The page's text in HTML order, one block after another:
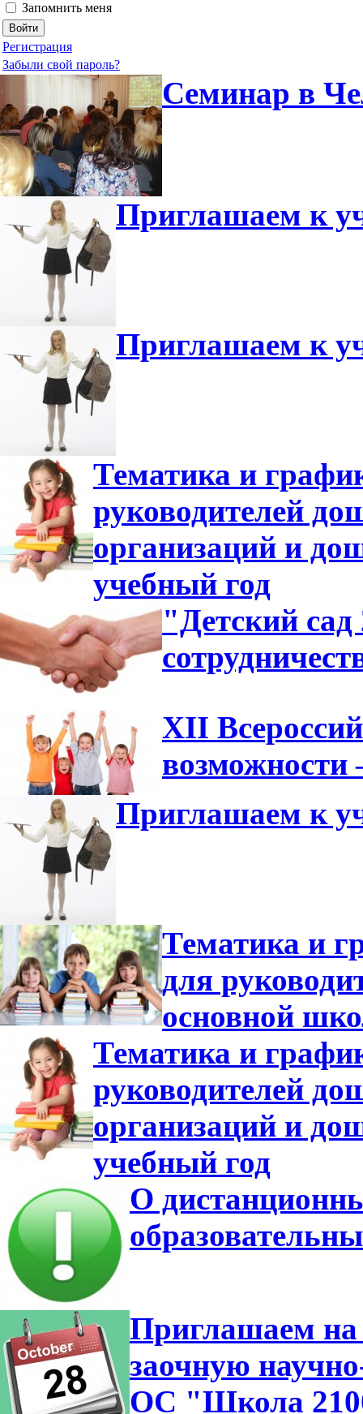
Запомнить меня
Регистрация
Забыли свой пароль?
Семинар в
Приглашаем к
Приглашаем к
Тематика и
руководителей
организаций и
учебный год
"Детский
XII
возможности
Приглашаем к
Тематика и
для
основной
Тематика и
руководителей
организаций и
учебный год
О
Приглашаем на
заочную
ОС "Школа